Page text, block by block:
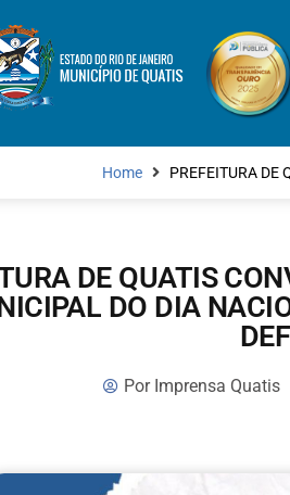
Home PREFEITURA DE
DE QUATIS
DO DIA
PorImprensa Quatis